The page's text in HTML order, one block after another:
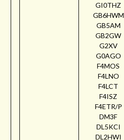
GI0THZ
GB6HWM
GB5AM
GB2GW
G2XV
G0AGO
F4MOS
F4LNO
F4LCT
F4ISZ
F4ETR/P
DM3F
DL5KCI
DL2HWI